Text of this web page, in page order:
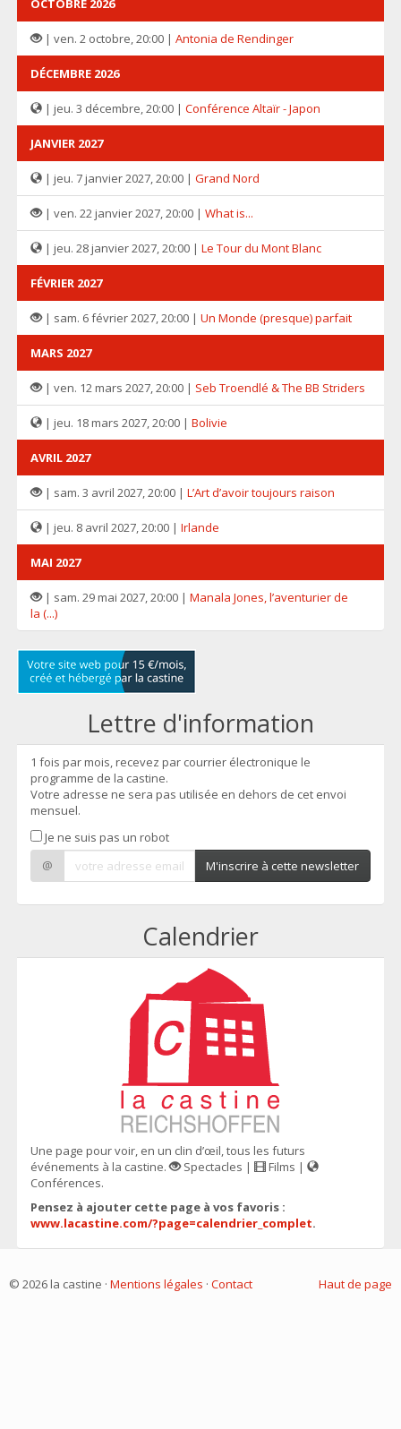
OCTOBRE 2026
| ven. 2 octobre, 20:00 | Antonia de Rendinger
DÉCEMBRE 2026
| jeu. 3 décembre, 20:00 | Conférence Altaïr - Japon
JANVIER 2027
| jeu. 7 janvier 2027, 20:00 | Grand Nord
| ven. 22 janvier 2027, 20:00 | What is...
| jeu. 28 janvier 2027, 20:00 | Le Tour du Mont Blanc
FÉVRIER 2027
| sam. 6 février 2027, 20:00 | Un Monde (presque) parfait
MARS 2027
| ven. 12 mars 2027, 20:00 | Seb Troendlé & The BB Striders
| jeu. 18 mars 2027, 20:00 | Bolivie
AVRIL 2027
| sam. 3 avril 2027, 20:00 | L’Art d’avoir toujours raison
| jeu. 8 avril 2027, 20:00 | Irlande
MAI 2027
| sam. 29 mai 2027, 20:00 | Manala Jones, l’aventurier de
la (...)
Lettre d'information
1 fois par mois, recevez par courrier électronique le
programme de la castine.
Votre adresse ne sera pas utilisée en dehors de cet envoi
mensuel.
Je ne suis pas un robot
@
M'inscrire à cette newsletter
Calendrier
Une page pour voir, en un clin d’œil, tous les futurs
événements à la castine.
Spectacles |
Films |
Conférences.
Pensez à ajouter cette page à vos favoris :
www.lacastine.com/?page=calendrier_complet.
Haut de page
© 2026 la castine · Mentions légales · Contact